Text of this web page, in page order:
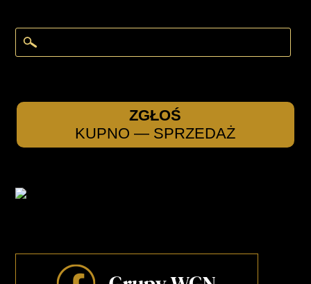
ZGŁOŚ
KUPNO — SPRZEDAŻ